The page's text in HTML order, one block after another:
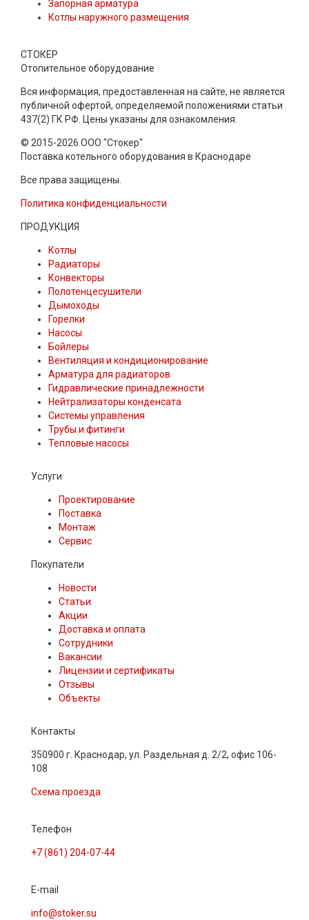
Запорная арматура
Котлы наружного размещения
СТОКЕР
Отопительное оборудование
Вся информация, предоставленная на сайте, не является
публичной офертой, определяемой положениями статьи
437(2) ГК РФ. Цены указаны для ознакомления.
© 2015-2026 ООО "Стокер"
Поставка котельного оборудования в Краснодаре
Все права защищены.
Политика конфиденциальности
ПРОДУКЦИЯ
Котлы
Радиаторы
Конвекторы
Полотенцесушители
Дымоходы
Горелки
Насосы
Бойлеры
Вентиляция и кондиционирование
Арматура для радиаторов
Гидравлические принадлежности
Нейтрализаторы конденсата
Системы управления
Трубы и фитинги
Тепловые насосы
Услуги
Проектирование
Поставка
Монтаж
Сервис
Покупатели
Новости
Статьи
Акции
Доставка и оплата
Сотрудники
Вакансии
Лицензии и сертификаты
Отзывы
Объекты
Контакты
350900 г. Краснодар, ул. Раздельная д. 2/2, офис 106-
108
Схема проезда
Телефон
+7 (861) 204-07-44
E-mail
info@stoker.su